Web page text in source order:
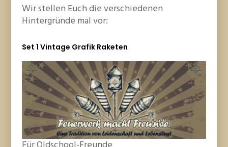
Wir stellen Euch die verschiedenen
Hintergründe mal vor:
Set 1 Vintage Grafik Raketen